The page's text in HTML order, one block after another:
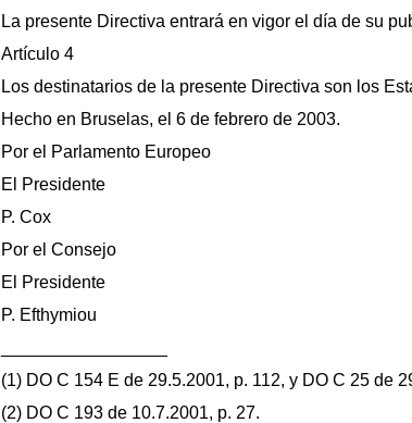
La presente Directiva entrará en vigor el día de su
Artículo 4
Los destinatarios de la presente Directiva son los
Hecho en Bruselas, el 6 de febrero de 2003.
Por el Parlamento Europeo
El Presidente
P. Cox
Por el Consejo
El Presidente
P. Efthymiou
(1) DO C 154 E de 29.5.2001, p. 112, y DO C 25 de
(2) DO C 193 de 10.7.2001, p. 27.